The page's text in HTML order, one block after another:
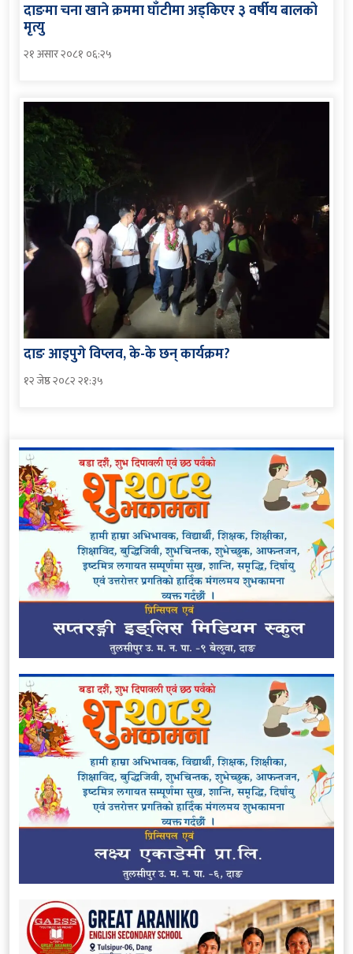
दाङमा चना खाने क्रममा घाँटीमा अड्किएर ३ वर्षीय बालको
मृत्यु
२१ असार २०८१ ०६:२५
दाङ आइपुगे विप्लव, के-के छन् कार्यक्रम?
१२ जेष्ठ २०८२ २१:३५